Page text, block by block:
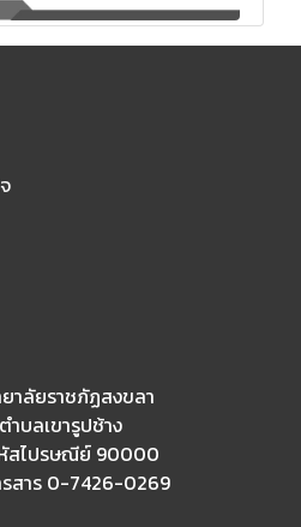
าลัยราชภัฏสงขลา
บลเขารูปช้าง
หัสไปรษณีย์ 90000
สาร 0-7426-0269